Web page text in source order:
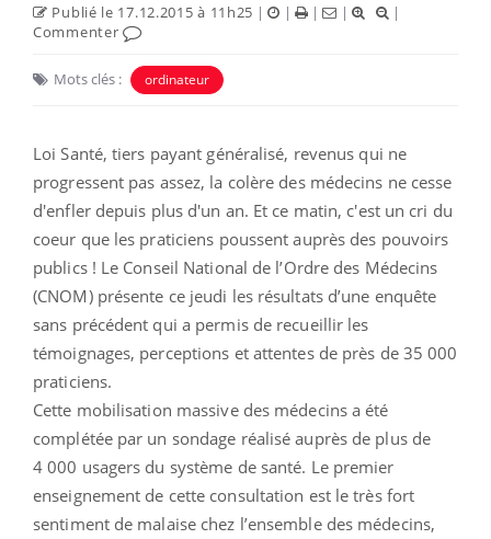
Publié le 17.12.2015 à 11h25 | | | |
|
Commenter
Mots clés : ordinateur
Loi Santé, tiers payant généralisé, revenus qui ne
progressent pas assez, la colère des médecins ne cesse
d'enfler depuis plus d'un an. Et ce matin, c'est un cri du
coeur que les praticiens poussent auprès des pouvoirs
publics ! Le Conseil National de l’Ordre des Médecins
(CNOM) présente ce jeudi les résultats d’une enquête
sans précédent qui a permis de recueillir les
témoignages, perceptions et attentes de près de 35 000
praticiens.
Cette mobilisation massive des médecins a été
complétée par un sondage réalisé auprès de plus de
4 000 usagers du système de santé. Le premier
enseignement de cette consultation est le très fort
sentiment de malaise chez l’ensemble des médecins,